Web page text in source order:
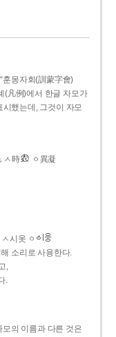
훈몽자회(訓蒙字會)
(凡例)에서 한글 자모가
했는데, 그것이 자모
ㅅ時
ㆁ異凝
시옷 ㆁ
소리로 사용한다.
,
.
모의 이름과 다른 것은